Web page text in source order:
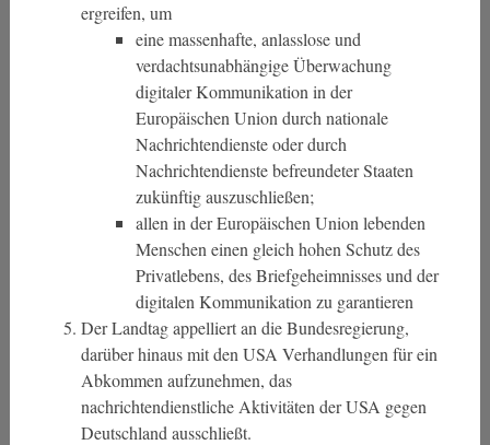
ergreifen, um
eine massenhafte, anlasslose und
verdachtsunabhängige Überwachung
digitaler Kommunikation in der
Europäischen Union durch nationale
Nachrichtendienste oder durch
Nachrichtendienste befreundeter Staaten
zukünftig auszuschließen;
allen in der Europäischen Union lebenden
Menschen einen gleich hohen Schutz des
Privatlebens, des Briefgeheimnisses und der
digitalen Kommunikation zu garantieren
Der Landtag appelliert an die Bundesregierung,
darüber hinaus mit den USA Verhandlungen für ein
Abkommen aufzunehmen, das
nachrichtendienstliche Aktivitäten der USA gegen
Deutschland ausschließt.